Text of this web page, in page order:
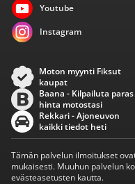
Youtube
Instagram
Moton myynti Fiksut
kaupat
Baana - Kilpailuta paras
hinta motostasi
Rekkari - Ajoneuvon
kaikki tiedot heti
Tämän palvelun ilmoitukset
mukaisesti. Muuhun palvelun
evästeasetusten kautta.